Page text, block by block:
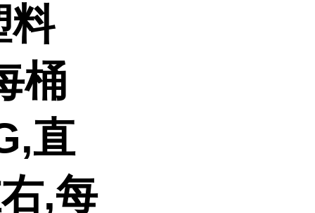
料
桶
直
,每